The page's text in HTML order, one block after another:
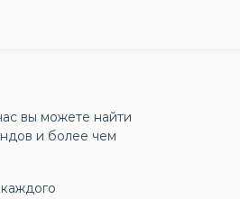
вы можете найти
и более чем